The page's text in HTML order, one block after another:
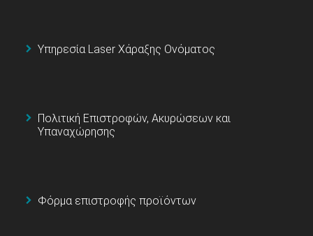
Υπηρεσία Laser Χάραξης Ονόματος
Πολιτική Επιστροφών, Ακυρώσεων και
Υπαναχώρησης
Φόρμα επιστροφής προϊόντων